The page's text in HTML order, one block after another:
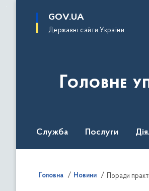
основного
GOV.UA
Державні сайти України
Головне
Служба Послуги
Головна Новини Поради